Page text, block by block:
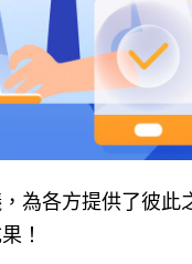
為各方提供了彼
！